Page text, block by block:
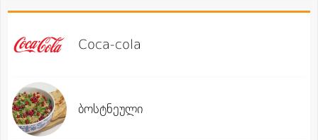
Coca-cola
ბოსტნეული